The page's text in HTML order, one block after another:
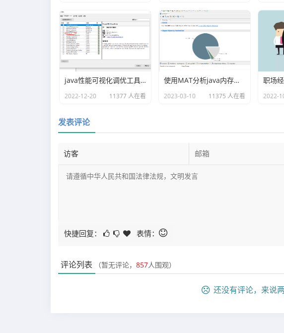
java性能可视化调优工具VisualVM插件之Visual GC
2022-12-20 11377 人在看
使用MAT分析java内存溢出的原因
2023-03-10 11375 人在看 2022-
发表评论
快捷回复： 表情：
评论列表 （暂无评论， 857人围观）
还没有评论，来说